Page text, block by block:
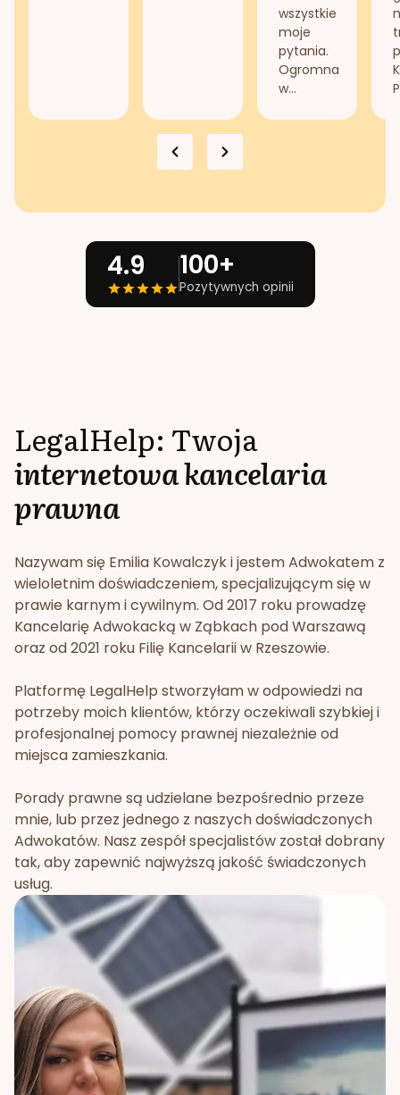
wszystkie
moje
pytania.
Ogromna
w...
4.9 100+
Pozytywnych opinii
LegalHelp: Twoja
internetowa kancelaria
prawna
Nazywam się Emilia Kowalczyk i jestem Adwokatem z
wieloletnim doświadczeniem, specjalizującym się w
prawie karnym i cywilnym. Od 2017 roku prowadzę
Kancelarię Adwokacką w Ząbkach pod Warszawą
oraz od 2021 roku Filię Kancelarii w Rzeszowie.
Platformę LegalHelp stworzyłam w odpowiedzi na
potrzeby moich klientów, którzy oczekiwali szybkiej i
profesjonalnej pomocy prawnej niezależnie od
miejsca zamieszkania.
Porady prawne są udzielane bezpośrednio przeze
mnie, lub przez jednego z naszych doświadczonych
Adwokatów. Nasz zespół specjalistów został dobrany
tak, aby zapewnić najwyższą jakość świadczonych
usług.